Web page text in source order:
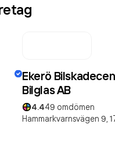
Ekerö
Bilglas AB
4.449 omdömen
Hammarkvarnsvägen 9,